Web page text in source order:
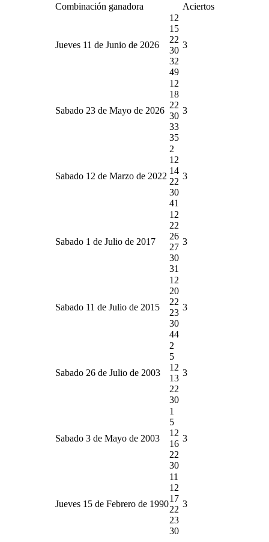
Combinación ganadora Aciertos
Jueves 11 de Junio de 2026
12
15
22
30
32
49
3
Sabado 23 de Mayo de 2026
12
18
22
30
33
35
3
Sabado 12 de Marzo de 2022
2
12
14
22
30
41
3
Sabado 1 de Julio de 2017
12
22
26
27
30
31
3
Sabado 11 de Julio de 2015
12
20
22
23
30
44
3
Sabado 26 de Julio de 2003
2
5
12
13
22
30
3
Sabado 3 de Mayo de 2003
1
5
12
16
22
30
3
Jueves 15 de Febrero de 1990
11
12
17
22
23
30
3